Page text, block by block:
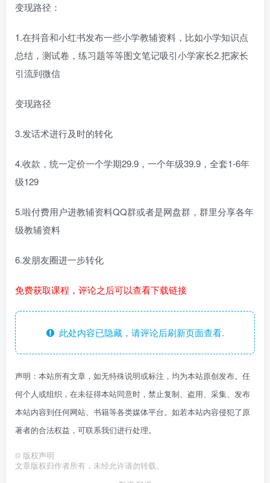
变现路径：
1.在抖音和小红书发布一些小学教辅资料，比如小学知识点
总结，测试卷，练习题等等图文笔记吸引小学家长2.把家长
引流到微信
变现路径
3.发话术进行及时的转化
4.收款，统一定价一个学期29.9，一个年级39.9，全套1-6年
级129
5.啦付费用户进教辅资料QQ群或者是网盘群，群里分享各年
级教辅资料
6.发朋友圈进一步转化
免费获取课程，评论之后可以查看下载链接
此处内容已隐藏，请评论后刷新页面查看.
声明：本站所有文章，如无特殊说明或标注，均为本站原创发布。任
何个人或组织，在未征得本站同意时，禁止复制、盗用、采集、发布
本站内容到任何网站、书籍等各类媒体平台。如若本站内容侵犯了原
著者的合法权益，可联系我们进行处理。
© 版权声明
文章版权归作者所有，未经允许请勿转载。